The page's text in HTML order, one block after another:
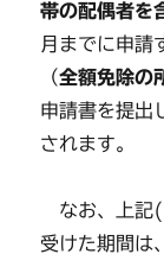
帯の配偶者を
月までに申請
（全額免除の
申請書を提出
されます。
なお、上記
受けた期間は